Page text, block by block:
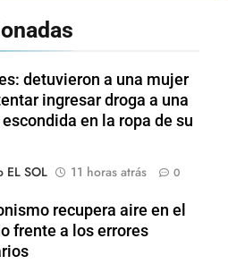
detuvieron a una mujer
ingresar droga a una
en la ropa de su
EL SOL
11 horas atrás 0
recupera aire en el
frente a los errores